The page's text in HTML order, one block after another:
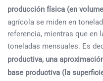
producción física (en
agrícola se miden en
referencia, mientras que en
toneladas mensuales. Es
productiva, una
base productiva (la